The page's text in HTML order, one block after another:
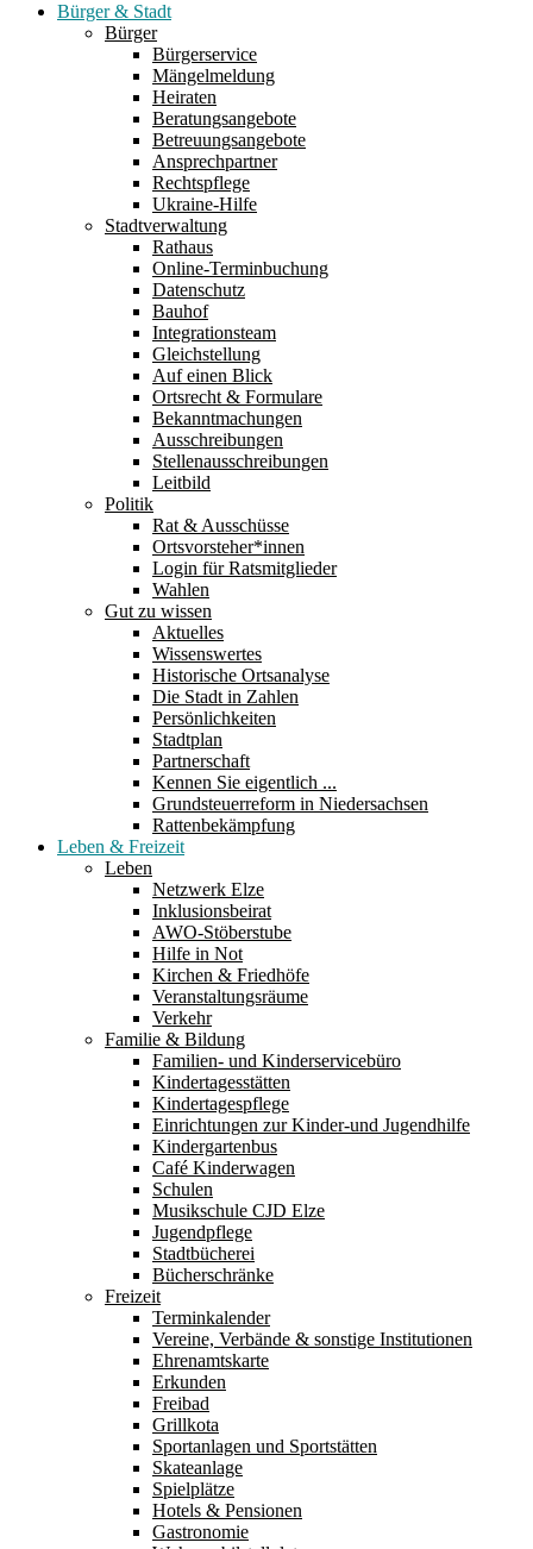
Bürger & Stadt
Bürger
Bürgerservice
Mängelmeldung
Heiraten
Beratungsangebote
Betreuungsangebote
Ansprechpartner
Rechtspflege
Ukraine-Hilfe
Stadtverwaltung
Rathaus
Online-Terminbuchung
Datenschutz
Bauhof
Integrationsteam
Gleichstellung
Auf einen Blick
Ortsrecht & Formulare
Bekanntmachungen
Ausschreibungen
Stellenausschreibungen
Leitbild
Politik
Rat & Ausschüsse
Ortsvorsteher*innen
Login für Ratsmitglieder
Wahlen
Gut zu wissen
Aktuelles
Wissenswertes
Historische Ortsanalyse
Die Stadt in Zahlen
Persönlichkeiten
Stadtplan
Partnerschaft
Kennen Sie eigentlich ...
Grundsteuerreform in Niedersachsen
Rattenbekämpfung
Leben & Freizeit
Leben
Netzwerk Elze
Inklusionsbeirat
AWO-Stöberstube
Hilfe in Not
Kirchen & Friedhöfe
Veranstaltungsräume
Verkehr
Familie & Bildung
Familien- und Kinderservicebüro
Kindertagesstätten
Kindertagespflege
Einrichtungen zur Kinder-und Jugendhilfe
Kindergartenbus
Café Kinderwagen
Schulen
Musikschule CJD Elze
Jugendpflege
Stadtbücherei
Bücherschränke
Freizeit
Terminkalender
Vereine, Verbände & sonstige Institutionen
Ehrenamtskarte
Erkunden
Freibad
Grillkota
Sportanlagen und Sportstätten
Skateanlage
Spielplätze
Hotels & Pensionen
Gastronomie